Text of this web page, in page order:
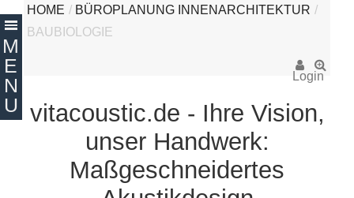
HOME / BÜROPLANUNG INNENARCHITEKTUR /
BAUBIOLOGIE
Login
vitacoustic.de - Ihre Vision,
unser Handwerk:
Maßgeschneidertes